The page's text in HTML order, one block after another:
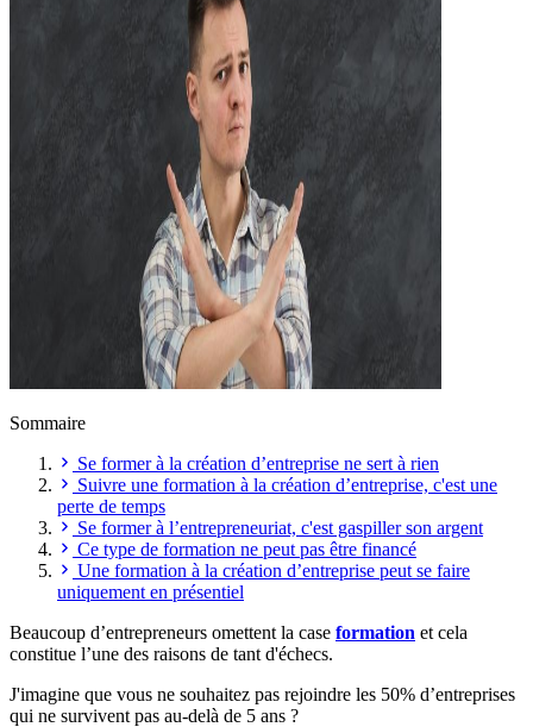
Sommaire
Se former à la création d’entreprise ne sert à rien
Suivre une formation à la création d’entreprise, c'est une
perte de temps
Se former à l’entrepreneuriat, c'est gaspiller son argent
Ce type de formation ne peut pas être financé
Une formation à la création d’entreprise peut se faire
uniquement en présentiel
Beaucoup d’entrepreneurs omettent la case formation et cela
constitue l’une des raisons de tant d'échecs.
J'imagine que vous ne souhaitez pas rejoindre les 50% d’entreprises
qui ne survivent pas au-delà de 5 ans ?